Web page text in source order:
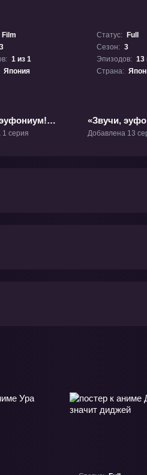
Film
3
1 из 1
Япония
клятва»
серия
Статус:
Full
Сезон: 3
Эпизодов: 13
Страна:
«Звучи,
ТВ-3
Добавлена 13